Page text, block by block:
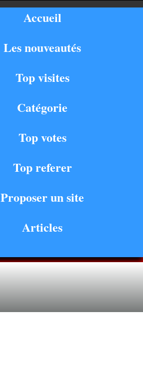
Accueil
Les nouveautés
Top visites
Catégorie
Top votes
Top referer
Proposer un site
Articles